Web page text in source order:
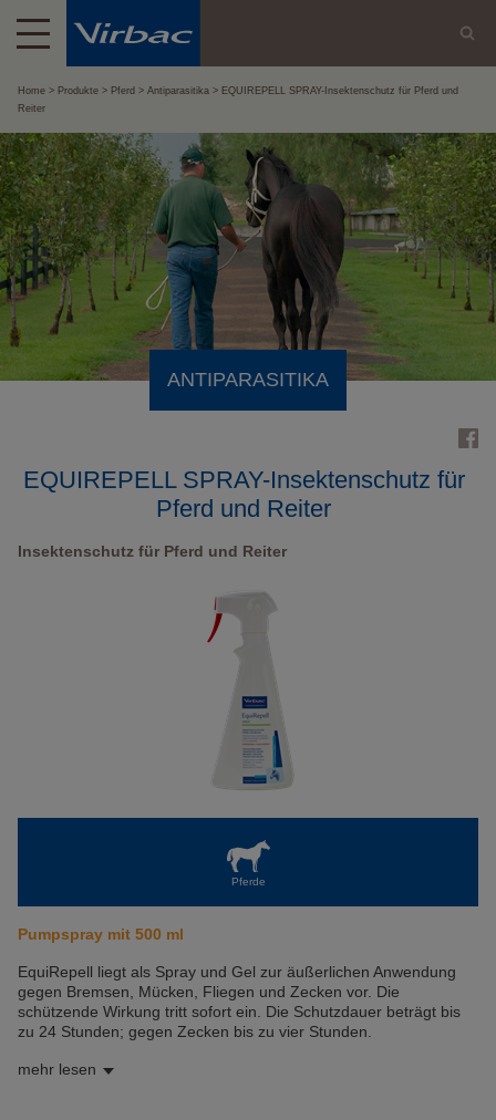
Home Produkte Pferd Antiparasitika
EQUIREPELL SPRAY-Insektenschutz für Pferd und
Reiter
ANTIPARASITIKA
EQUIREPELL SPRAY-Insektenschutz für
Pferd und Reiter
Insektenschutz für Pferd und Reiter
Pferde
Pumpspray mit 500 ml
EquiRepell liegt als Spray und Gel zur äußerlichen Anwendung
gegen Bremsen, Mücken, Fliegen und Zecken vor. Die
schützende Wirkung tritt sofort ein. Die Schutzdauer beträgt bis
zu 24 Stunden; gegen Zecken bis zu vier Stunden.
mehr lesen